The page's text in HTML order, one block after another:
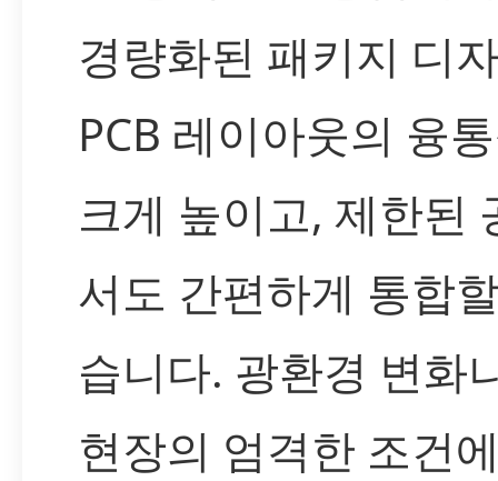
경량화된 패키지 디
PCB 레이아웃의 융
크게 높이고, 제한된
서도 간편하게 통합
습니다. 광환경 변화
현장의 엄격한 조건